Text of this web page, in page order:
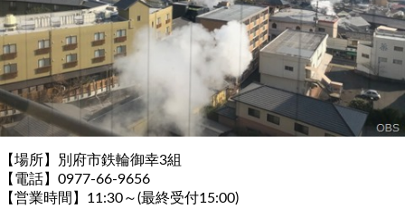
【場所】別府市鉄輪御幸3組
【電話】0977-66-9656
【営業時間】11:30～(最終受付15:00)